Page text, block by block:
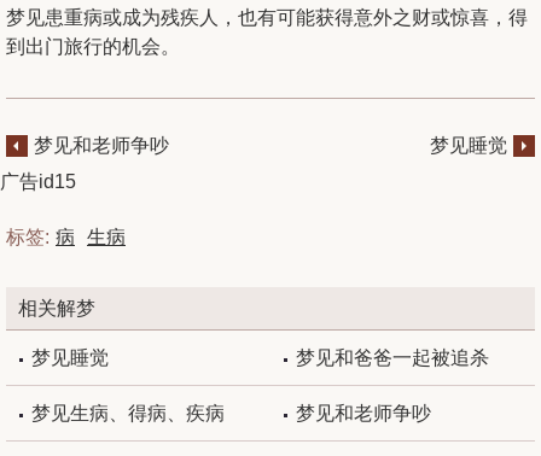
梦见患重病或成为残疾人，也有可能获得意外之财或惊喜，得
到出门旅行的机会。
梦见和老师争吵
梦见睡觉
广告id15
标签: 病 生病
相关解梦
梦见睡觉 梦见和爸爸一起被追杀
梦见生病、得病、疾病 梦见和老师争吵